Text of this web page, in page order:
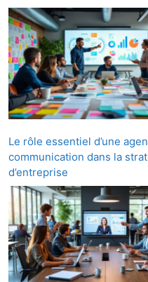
Le rôle essentiel d’une
communication dans la
d’entreprise